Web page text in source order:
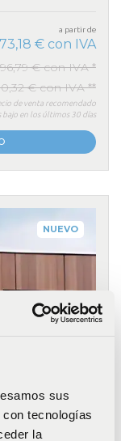
sus
tecnologías
la
a partir de
€ con IVA
€ con IVA *
€ con IVA **
de venta recomendado
bajo en los últimos 30 días
NUEVO